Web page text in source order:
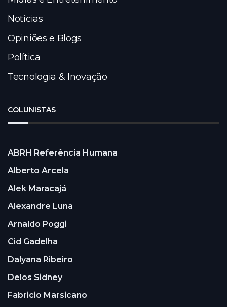
Notícias
Opiniões e Blogs
Política
Tecnologia & Inovação
COLUNISTAS
ABRH Referência Humana
Alberto Arcela
Alek Maracajá
Alexandre Luna
Arnaldo Poggi
Cid Gadelha
Dalyana Ribeiro
Delos Sidney
Fabricio Marsicano